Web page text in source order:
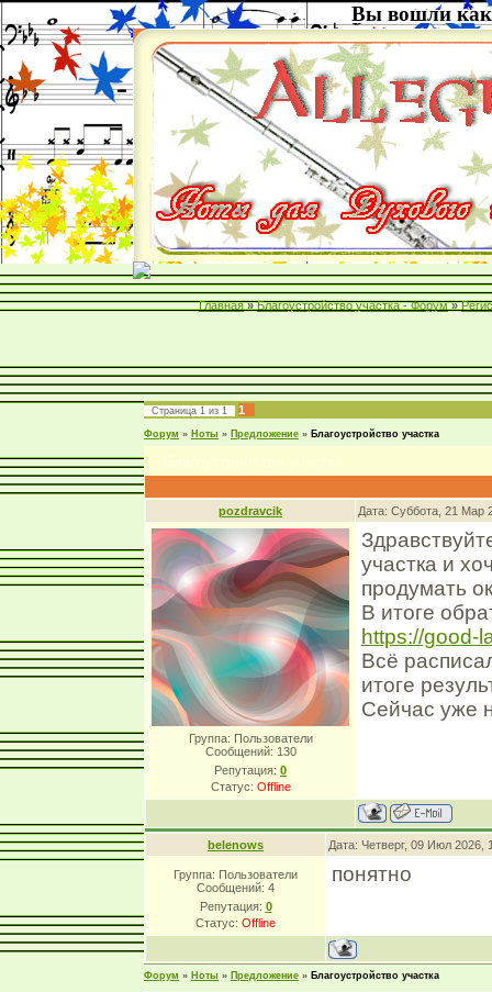
Вы вошли как
Главная » Благоустройство участка - Форум »
Страница 1 из 1 1
Форум » Ноты » Предложение » Благоустройство участка
pozdravcik Дата: Суббота, 21 Мар
Группа: Пользователи
Сообщений: 130
Репутация: 0
Статус: Offline
участка и
продумать
В итоге
https://good-
Всё
итоге
Сейчас уже
belenows Дата: Четверг, 09 Июл
Группа: Пользователи
Сообщений: 4
Репутация: 0
Статус: Offline
понятно
Форум » Ноты » Предложение » Благоустройство участка